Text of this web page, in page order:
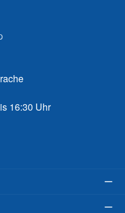
16:30 Uhr